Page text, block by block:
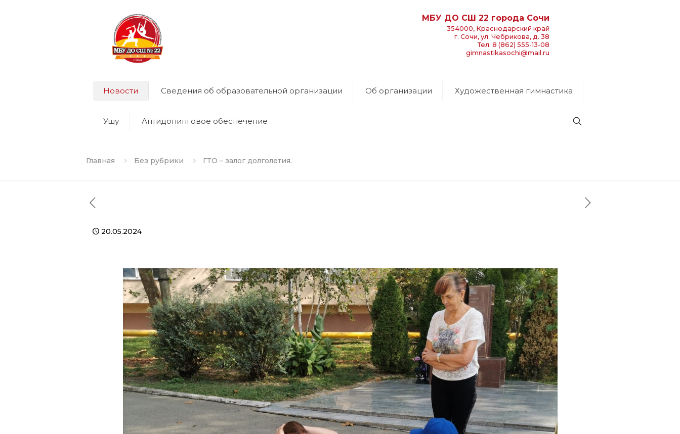
Новости Сведения об образовательной организации Об организации Художественная гимнастика
Ушу Антидопинговое обеспечение
МБУ ДО СШ 22 города Сочи
354000, Краснодарский край
г. Сочи, ул. Чебрикова, д. 38
Тел. 8 (862) 555-13-08
gimnastikasochi@mail.ru
Главная Без рубрики ГТО – залог долголетия.
20.05.2024